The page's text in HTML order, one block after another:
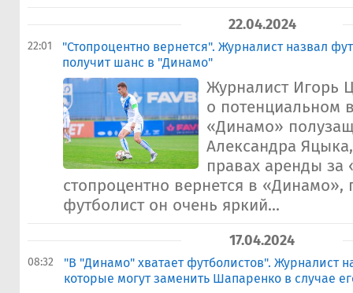
22.04.2024
22:01
"Стопроцентно вернется". Журналист назвал
получит шанс в "Динамо"
Журналист Игорь
о потенциальном
«Динамо»
Александра
правах аренды
стопроцентно вернется в «Динамо»,
футболист он очень яркий...
17.04.2024
08:32
"В "Динамо" хватает футболистов". Журналист
которые могут заменить Шапаренко в случае